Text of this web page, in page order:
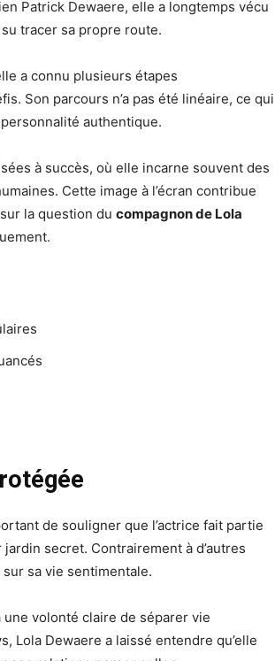
Patrick Dewaere, elle a longtemps vécu
tracer sa propre route.
a connu plusieurs étapes
Son parcours n’a pas été linéaire, ce qui
authentique.
à succès, où elle incarne souvent des
Cette image à l’écran contribue
la question du compagnon de Lola
de souligner que l’actrice fait partie
secret. Contrairement à d’autres
sa vie sentimentale.
une volonté claire de séparer vie
Lola Dewaere a laissé entendre qu’elle